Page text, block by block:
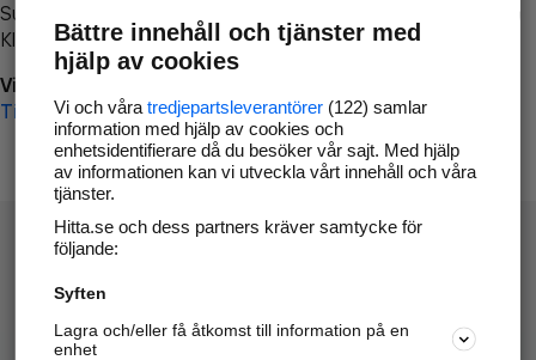
Surfa till
Klicka påTillbaka-knappen i webbläsaren och försök igen
Vi beklagar besväret!
Till startsidan
Hitta.se - Gratis nummerupplysning.
Sök företag, personer och platser.
Bättre innehåll och tjänster med
hjälp av cookies
Vi och våra tredjepartsleverantörer(122) samlar
information med hjälp av cookies och
enhetsidentifierare då du besöker vår sajt. Med hjälp
av informationen kan vi utveckla vårt innehåll och våra
tjänster.
Hitta.se och dess partners kräver samtycke för
följande:
Syften
Lagra och/eller få åtkomst till information på en
enhet